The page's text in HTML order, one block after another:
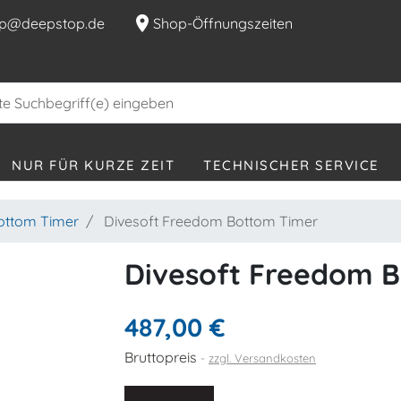
location_on Shop-Öffnungszeiten
NUR FÜR KURZE ZEIT TECHNISCHER SERVICE
Timer Divesoft Freedom Bottom Timer
Divesoft Freedom
487,00 €
Bruttopreis zzgl. Versandkosten